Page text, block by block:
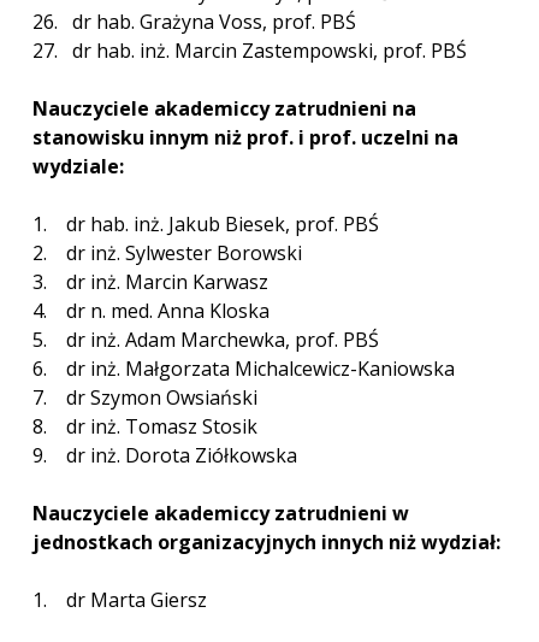
26. dr hab. Grażyna Voss, prof. PBŚ
27. dr hab. inż. Marcin Zastempowski, prof. PBŚ
Nauczyciele akademiccy zatrudnieni na
stanowisku innym niż prof. i prof. uczelni na
wydziale:
1. dr hab. inż. Jakub Biesek, prof. PBŚ
2. dr inż. Sylwester Borowski
3. dr inż. Marcin Karwasz
4. dr n. med. Anna Kloska
5. dr inż. Adam Marchewka, prof. PBŚ
6. dr inż. Małgorzata Michalcewicz-Kaniowska
7. dr Szymon Owsiański
8. dr inż. Tomasz Stosik
9. dr inż. Dorota Ziółkowska
Nauczyciele akademiccy zatrudnieni w
jednostkach organizacyjnych innych niż wydział:
1. dr Marta Giersz